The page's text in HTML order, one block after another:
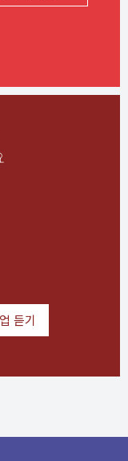
듣기